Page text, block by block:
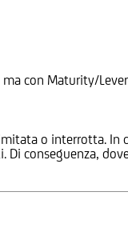
con Maturity/
o interrotta. In
conseguenza,